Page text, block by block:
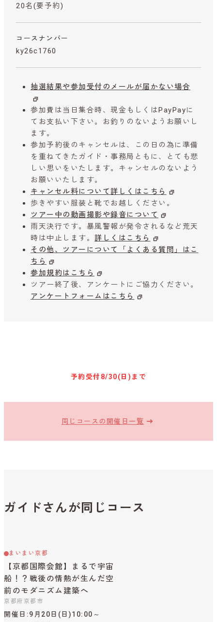
20名(要予約)
コースナンバー
ky26c1760
抽選結果や参加受付のメールが届かない場合
参加費は当日集合時、現金もしくはPayPayに
てお支払い下さい。お釣りのないようお願いし
ます。
参加予約後のキャンセルは、この日の為に準備
を重ねてきたガイド・事務局ともに、とても悲
しい思いをいたします。キャンセルのないよう
お願いいたします。
キャンセル料について詳しくはこちら
歩きやすい服装と靴でお越しください。
ツアー中の動画撮影や録音について
雨天決行です。暴風警報が発令されるなど荒天
時は中止します。 詳しくはこちら
その他、ツアーについて「よくある質問」はこ
ちら
参加規約はこちら
ツアー終了後、アンケートにご協力ください。
アンケートフォームはこちら
予約受付 8/30(日)まで
同じコースの開催日一覧
ガイドさんが同じコース
まいまい京都
【京都国際会館】まるで宇宙
船！？戦後の情熱が生んだ空
前のモダニズム建築へ
京都府京都市
開催日
9月20日(日)10:00～